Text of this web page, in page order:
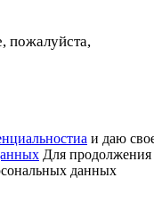
пожалуйста,
и даю
Для продолжения
данных